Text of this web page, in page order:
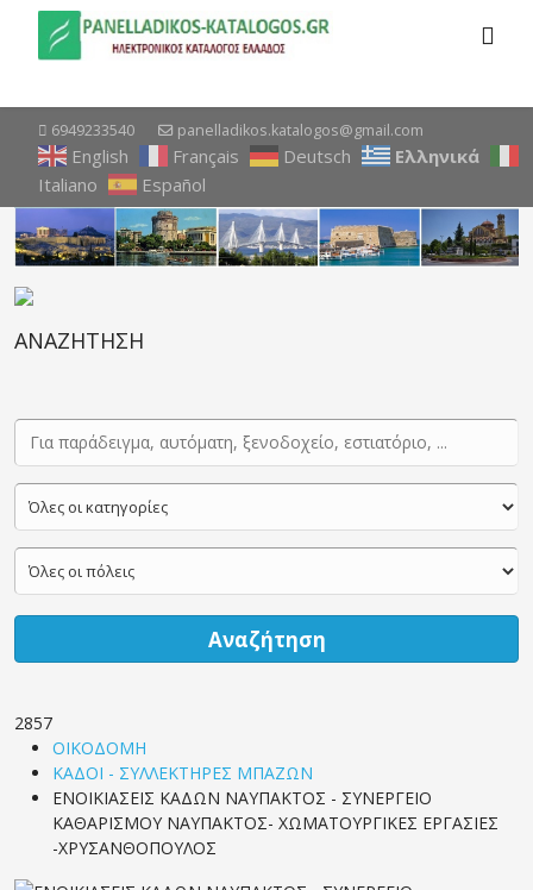
6949233540 panelladikos.katalogos@gmail.com
English Français Deutsch
Ελληνικά
Italiano
Español
ΑΝΑΖΗΤΗΣΗ
Αναζήτηση
2857
ΟΙΚΟΔΟΜΗ
ΚΑΔΟΙ - ΣΥΛΛΕΚΤΗΡΕΣ ΜΠΑΖΩΝ
ΕΝΟΙΚΙΑΣΕΙΣ ΚΑΔΩΝ ΝΑΥΠΑΚΤΟΣ - ΣΥΝΕΡΓΕΙΟ
ΚΑΘΑΡΙΣΜΟΥ ΝΑΥΠΑΚΤΟΣ- ΧΩΜΑΤΟΥΡΓΙΚΕΣ ΕΡΓΑΣΙΕΣ
-ΧΡΥΣΑΝΘΟΠΟΥΛΟΣ